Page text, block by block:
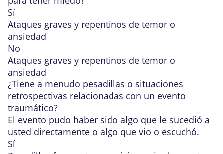
Sí
Ataques graves y repentinos de temor o
ansiedad
No
Ataques graves y repentinos de temor o
ansiedad
¿Tiene a menudo pesadillas o situaciones
retrospectivas relacionadas con un evento
traumático?
El evento pudo haber sido algo que le sucedió a
usted directamente o algo que vio o escuchó.
Sí